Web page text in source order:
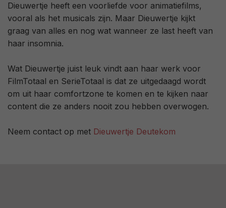
Dieuwertje heeft een voorliefde voor animatiefilms,
vooral als het musicals zijn. Maar Dieuwertje kijkt
graag van alles en nog wat wanneer ze last heeft van
haar insomnia.
Wat Dieuwertje juist leuk vindt aan haar werk voor
FilmTotaal en SerieTotaal is dat ze uitgedaagd wordt
om uit haar comfortzone te komen en te kijken naar
content die ze anders nooit zou hebben overwogen.
Neem contact op met Dieuwertje Deutekom